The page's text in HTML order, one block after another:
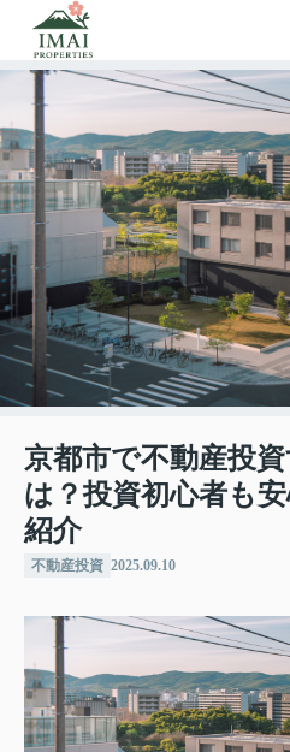
京都市で不動産投
は？投資初心者も
紹介
不動産投資 2025.09.10